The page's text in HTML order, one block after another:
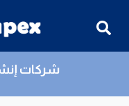
شركات